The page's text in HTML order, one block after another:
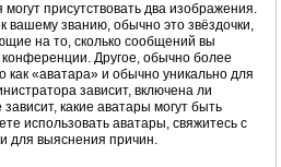
присутствовать два изображения.
вашему званию, обычно это звёздочки,
на то, сколько сообщений вы
Другое, обычно более
как «аватара» и обычно уникально для
зависит, включена ли
какие аватары могут быть
использовать аватары, свяжитесь с
для выяснения причин.